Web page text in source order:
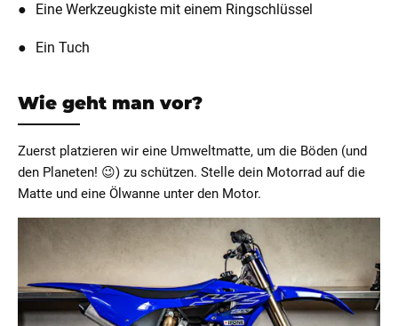
Eine Werkzeugkiste mit einem Ringschlüssel
Ein Tuch
Wie geht man vor?
Zuerst platzieren wir eine Umweltmatte, um die Böden (und
den Planeten! 😉) zu schützen. Stelle dein Motorrad auf die
Matte und eine Ölwanne unter den Motor.